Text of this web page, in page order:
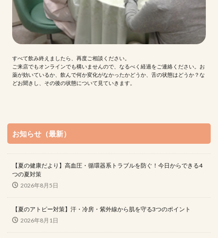
すべて飲み終えましたら、再度ご相談ください。
ご来店でもオンラインでも構いませんので、なるべく経過をご連絡ください。お
薬が効いているか、飲んで何か変化がなかったかどうか、舌の状態はどうか？な
どお聞きし、その後の状態について見ていきます。
お知らせ（最新）
【夏の健康だより】高血圧・循環器系トラブルを防ぐ！今日からできる4
つの夏対策
2026年8月5日
【夏のアトピー対策】汗・冷房・紫外線から肌を守る3つのポイント
2026年8月1日